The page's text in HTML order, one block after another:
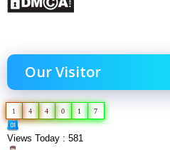
Our Visitor
1 4 4 0 1 7
Views Today : 581